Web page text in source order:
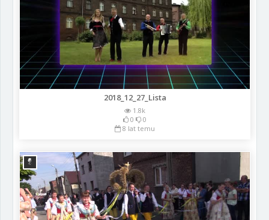
2018_12_27_Lista
1.8k
0
0
8 lat temu